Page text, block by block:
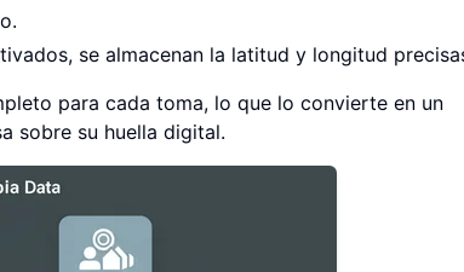
se almacenan la latitud y longitud
para cada toma, lo que lo convierte en un
sobre su huella digital.